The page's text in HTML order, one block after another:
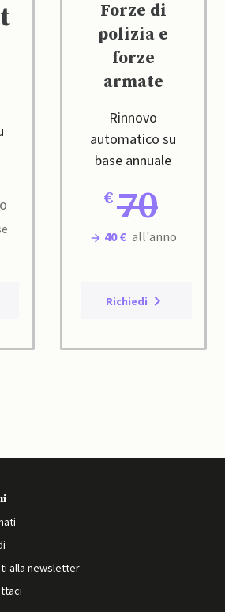
Forze di
polizia e
forze
armate
Rinnovo
automatico su
base annuale
70
40 € all'anno
Richiedi
alla newsletter